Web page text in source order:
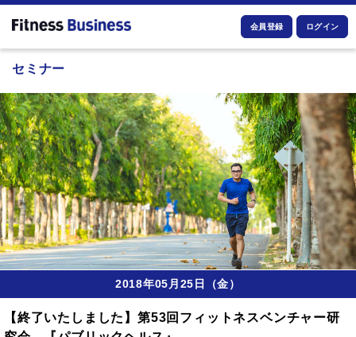
会員登録 ログイン
セミナー
2018年05月25日（金）
【終了いたしました】第53回フィットネスベンチャー研